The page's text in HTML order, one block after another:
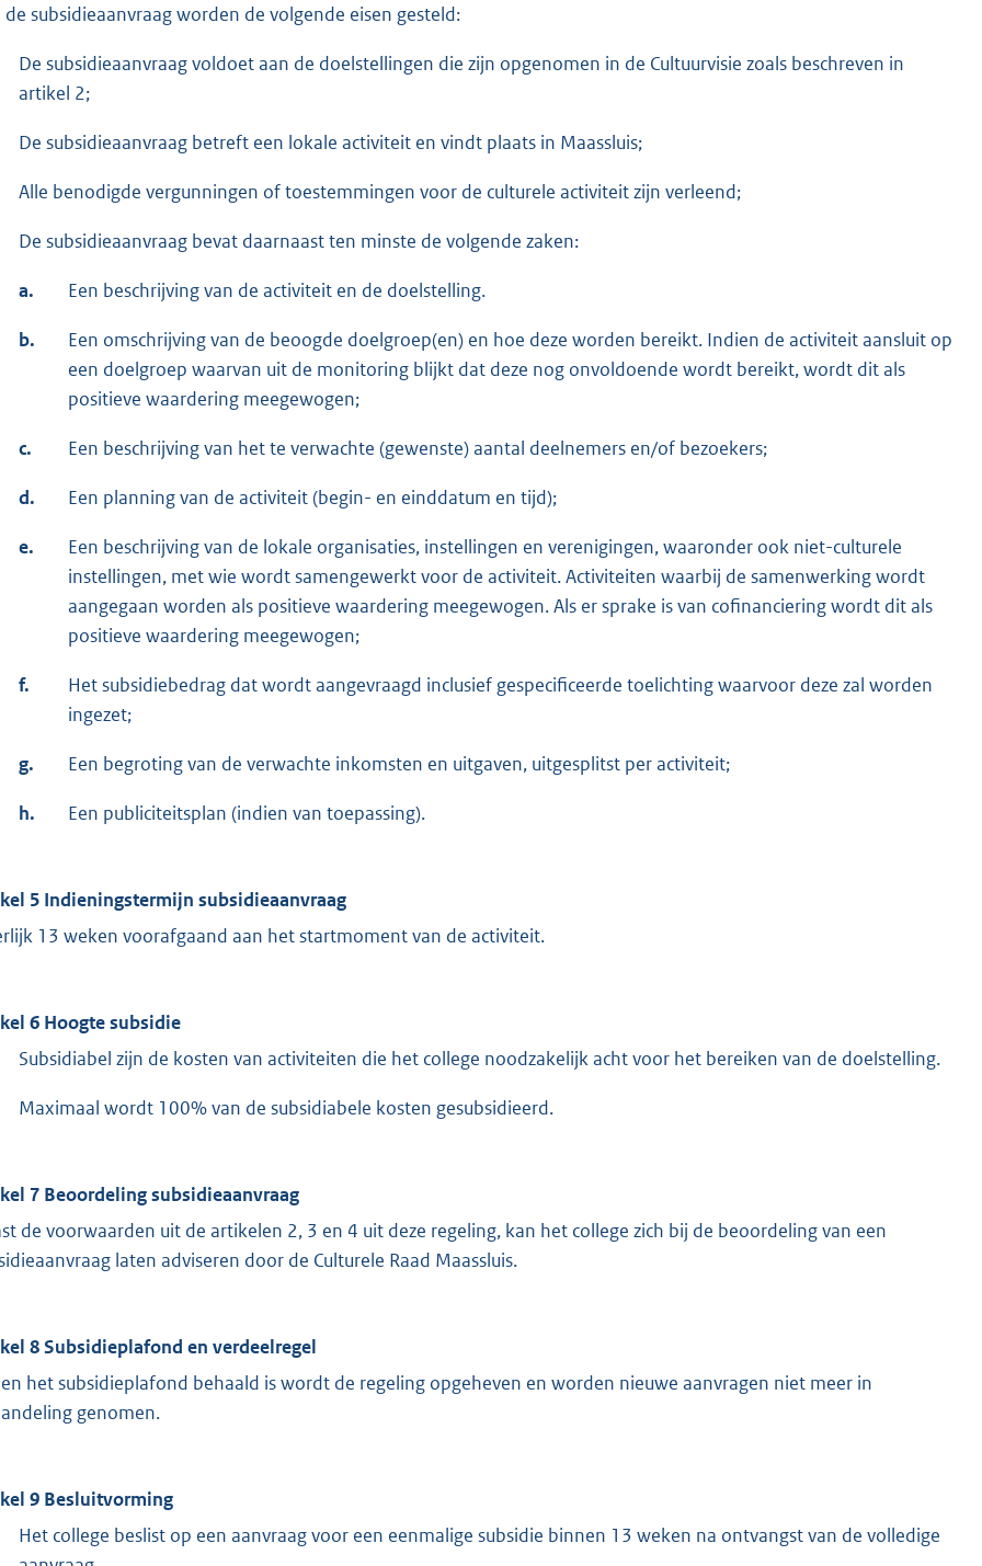
de subsidieaanvraag worden de volgende eisen gesteld:
De subsidieaanvraag voldoet aan de doelstellingen die zijn opgenomen in de Cultuurvisie zoals beschreven in
artikel 2;
De subsidieaanvraag betreft een lokale activiteit en vindt plaats in Maassluis;
Alle benodigde vergunningen of toestemmingen voor de culturele activiteit zijn verleend;
De subsidieaanvraag bevat daarnaast ten minste de volgende zaken:
a. Een beschrijving van de activiteit en de doelstelling.
b.
Een omschrijving van de beoogde doelgroep(en) en hoe deze worden bereikt. Indien de activiteit aansluit op
een doelgroep waarvan uit de monitoring blijkt dat deze nog onvoldoende wordt bereikt, wordt dit als
positieve waardering meegewogen;
c. Een beschrijving van het te verwachte (gewenste) aantal deelnemers en/of bezoekers;
d. Een planning van de activiteit (begin- en einddatum en tijd);
e.
Een beschrijving van de lokale organisaties, instellingen en verenigingen, waaronder ook niet-culturele
instellingen, met wie wordt samengewerkt voor de activiteit. Activiteiten waarbij de samenwerking wordt
aangegaan worden als positieve waardering meegewogen. Als er sprake is van cofinanciering wordt dit als
positieve waardering meegewogen;
f.
Het subsidiebedrag dat wordt aangevraagd inclusief gespecificeerde toelichting waarvoor deze zal worden
ingezet;
g. Een begroting van de verwachte inkomsten en uitgaven, uitgesplitst per activiteit;
h. Een publiciteitsplan (indien van toepassing).
5 Indieningstermijn subsidieaanvraag
13 weken voorafgaand aan het startmoment van de activiteit.
6 Hoogte subsidie
Subsidiabel zijn de kosten van activiteiten die het college noodzakelijk acht voor het bereiken van de doelstelling.
Maximaal wordt 100% van de subsidiabele kosten gesubsidieerd.
7 Beoordeling subsidieaanvraag
de voorwaarden uit de artikelen 2, 3 en 4 uit deze regeling, kan het college zich bij de beoordeling van een
laten adviseren door de Culturele Raad Maassluis.
8 Subsidieplafond en verdeelregel
het subsidieplafond behaald is wordt de regeling opgeheven en worden nieuwe aanvragen niet meer in
genomen.
9 Besluitvorming
Het college beslist op een aanvraag voor een eenmalige subsidie binnen 13 weken na ontvangst van de volledige